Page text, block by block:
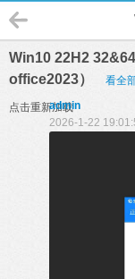
Win10 22H2
office2023）
看全
点击重新加载
admin
2026-1-22